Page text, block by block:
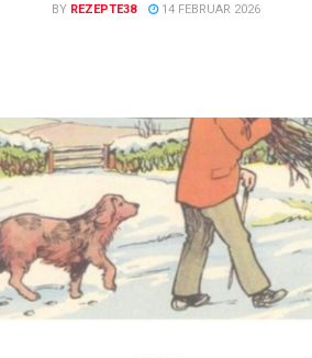
BY REZEPTE38 14 FEBRUAR 2026